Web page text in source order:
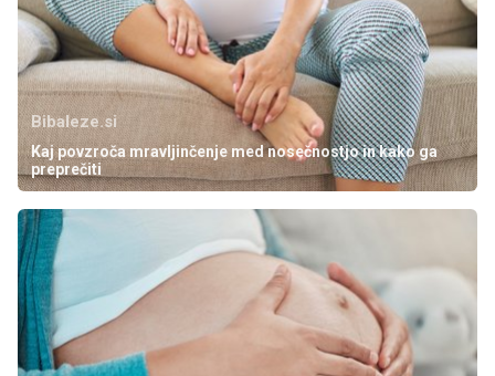
Bibaleze.si
Kaj povzroča mravljinčenje med nosečnostjo in kako ga
preprečiti